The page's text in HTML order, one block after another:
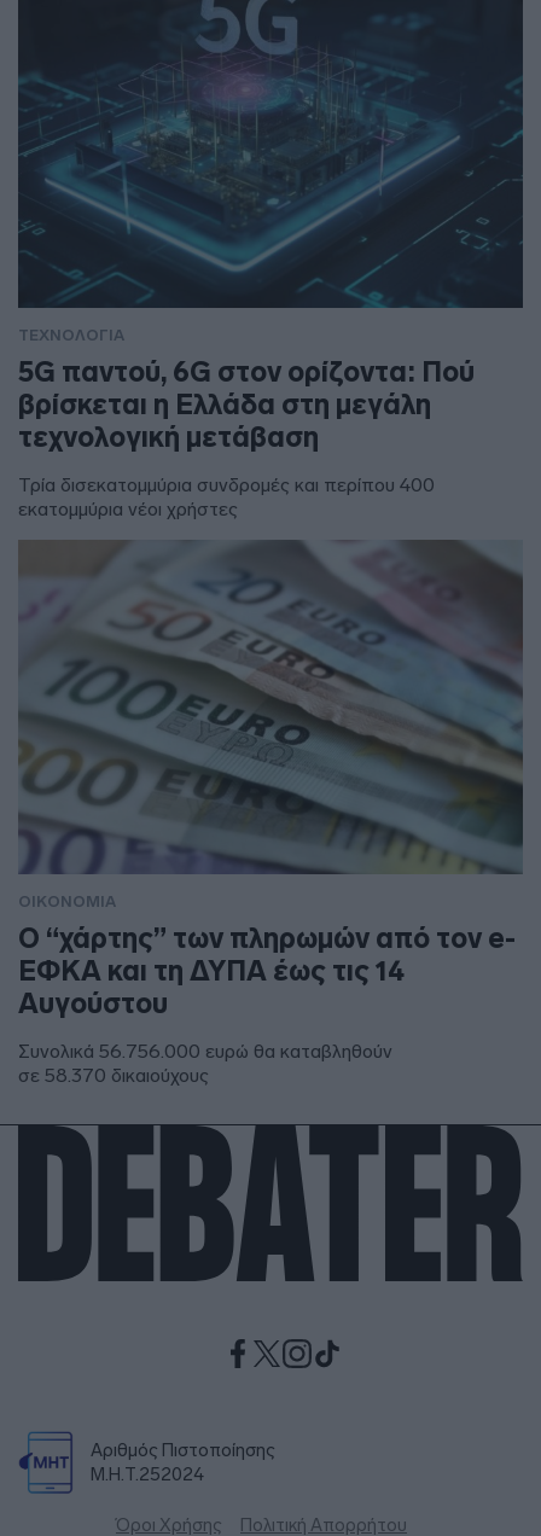
ΤΕΧΝΟΛΟΓΙΑ
5G παντού, 6G στον ορίζοντα: Πού
βρίσκεται η Ελλάδα στη μεγάλη
τεχνολογική μετάβαση
Τρία δισεκατομμύρια συνδρομές και περίπου 400
εκατομμύρια νέοι χρήστες
ΟΙΚΟΝΟΜΙΑ
Ο “χάρτης” των πληρωμών από τον e-
ΕΦΚΑ και τη ΔΥΠΑ έως τις 14
Αυγούστου
Συνολικά 56.756.000 ευρώ θα καταβληθούν
σε 58.370 δικαιούχους
Αριθμός Πιστοποίησης
Μ.Η.Τ.252024
Όροι Χρήσης Πολιτική Απορρήτου